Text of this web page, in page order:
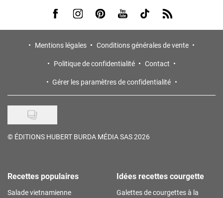
Visit us on Facebook
Visit us on Instagram
Visit us on Pinterest
Visit us on Youtube
Visit us on Tiktok
Visit us on Rss
Mentions légales
Conditions générales de vente
Politique de confidentialité
Contact
Gérer les paramètres de confidentialité
© ÉDITIONS HUBERT BURDA MÉDIA SAS 2026
Recettes populaires
Salade vietnamienne
Idées recettes courgette
Galettes de courgettes à la